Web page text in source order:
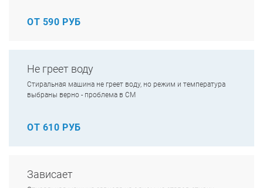
ОТ 590 РУБ
Не греет воду
Стиральная машина не греет воду, но режим и температура
выбраны верно - проблема в СМ
ОТ 610 РУБ
Зависает